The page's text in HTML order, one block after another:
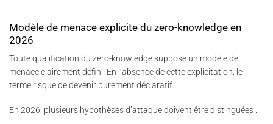
Modèle de menace explicite du zero-knowledge en
2026
Toute qualification du zero-knowledge suppose un modèle de
menace clairement défini. En l’absence de cette explicitation, le
terme risque de devenir purement déclaratif.
En 2026, plusieurs hypothèses d’attaque doivent être distinguées :